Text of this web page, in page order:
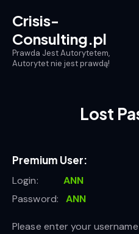
Crisis-
Consulting.pl
Prawda Jest Autorytetem,
Autorytet nie jest prawdą!
Lost
Premium User:
Login: ANN
Password:ANN
Please enter your